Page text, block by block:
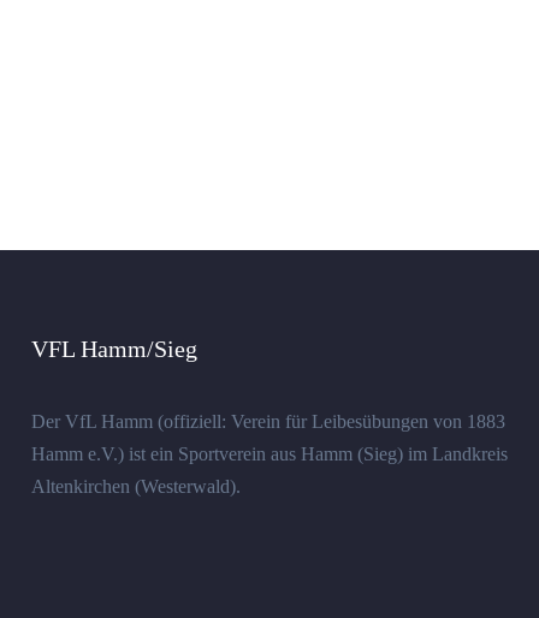
VFL Hamm/Sieg
Der VfL Hamm (offiziell: Verein für Leibesübungen von 1883
Hamm e.V.) ist ein Sportverein aus Hamm (Sieg) im Landkreis
Altenkirchen (Westerwald).